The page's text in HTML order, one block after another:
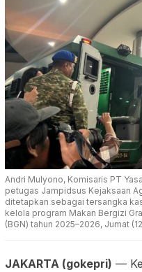
Andri Mulyono, Komisaris PT
petugas Jampidsus Kejaksaan
ditetapkan sebagai tersangka
kelola program Makan Bergizi
(BGN) tahun 2025–2026, Jumat
JAKARTA (gokepri) —